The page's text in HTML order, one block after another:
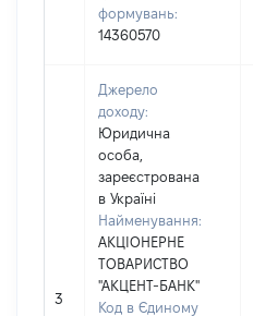
формувань:
14360570
3
Джерело
доходу:
Юридична
особа,
зареєстрована
в Україні
Найменування:
АКЦІОНЕРНЕ
ТОВАРИСТВО
"АКЦЕНТ-БАНК"
Код в Єдиному